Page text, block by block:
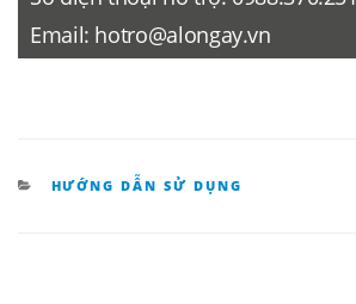
Email: hotro@alongay.vn
DANH
HƯỚNG DẪN SỬ DỤNG